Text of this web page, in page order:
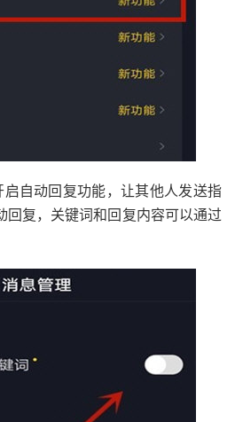
自动回复功能，让其他人发送指
回复，关键词和回复内容可以通过